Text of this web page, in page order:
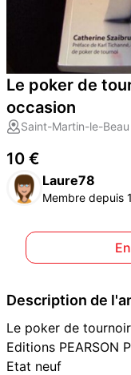
Le poker de
occasion
Saint-Martin-le-
10 €
Laure78
Membre depuis
Description de
Le poker de
Editions PEARSON
Etat neuf